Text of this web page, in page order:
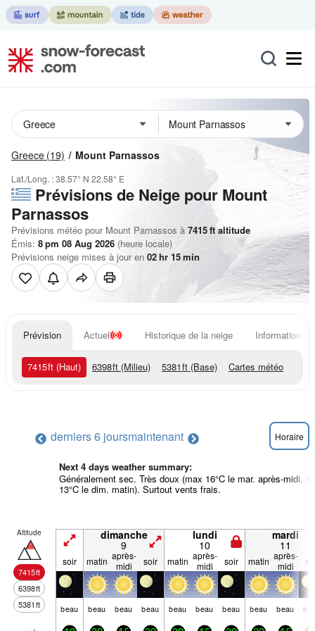
Greece (19) Mount Parnassos
Lat./Long. :38.57° N 22.58° E
Prévisions de Neige pour Mount
Parnassos
Prévisions météo pour Mount Parnassos à 7415ftaltitude
Émis: 8 pm 08 Aug 2026 (heure locale)
Prévisions neige mises à jour en 02hr 15min
Prévision Actuel Historique de la neige Informations
7415ft (Haut) 6398ft (Milieu) 5381ft (Base) Cartes météo
derniers 6 joursmaintenant Horaire
Next 4 days weather summary:
Généralement sec. Très doux (max 16°C le mar. après-midi,
13°C le dim. matin). Surtout vents frais.
Altitude
7415ft
6398ft
5381ft
dimanche
9
lundi
10
mardi
11
soir matin après-
midi
soir matin après-
midi
soir matin après-
midi
beau beau beau beau beau beau beau beau beau